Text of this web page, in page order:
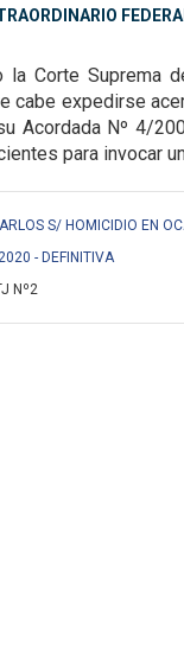
la Corte Suprema
cabe expedirse
Acordada Nº 4/
para invocar
S/ HOMICIDIO EN
- DEFINITIVA
Nº2